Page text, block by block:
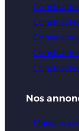
Nos
Maisons